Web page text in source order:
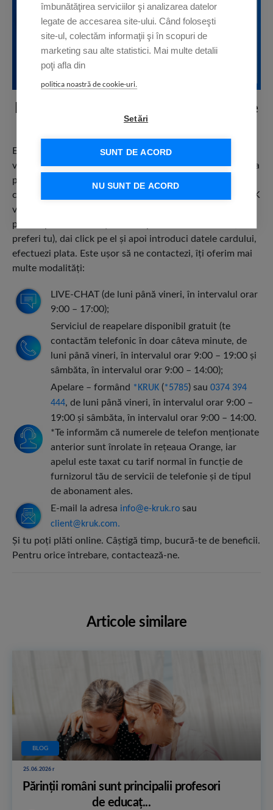
Plata online prin link securizat, cu toate
datele precompletate
Există o variantă de a achita online şi pentru clienţii care
vor sa discute cu un agent KRUK înainte de a achita: plata
printr-un link securizat. Tot ce trebuie să faci este să ne
contactezi şi să ne soliciţi acest tip de plată. Agenţii KRUK
vor crea un link de plată sigur, cu datele tale
precompletate. Primeşti link-ul prin SMS sau e-mail (cum
preferi tu), dai click pe el şi apoi introduci datele cardului,
efectuezi plata. Este uşor să ne contactezi, îţi oferim mai
multe modalităţi:
LIVE-CHAT (de luni până vineri, în intervalul orar
9:00 – 17:00);
Serviciul de reapelare disponibil gratuit (te
contactăm telefonic în doar câteva minute, de
luni până vineri, în intervalul orar 9:00 – 19:00 şi
sâmbăta, în intervalul orar 9:00 – 14:00);
Apelare – formând *KRUK (*5785) sau 0374 394
444, de luni până vineri, în intervalul orar 9:00 –
19:00 şi sâmbăta, în intervalul orar 9:00 – 14:00.
*Te informăm că numerele de telefon menţionate
anterior sunt înrolate în reţeaua Orange, iar
apelul este taxat cu tarif normal în funcţie de
furnizorul tău de servicii de telefonie şi de tipul
de abonament ales.
E-mail la adresa info@e-kruk.ro sau
client@kruk.com.
Şi tu poţi plăti online. Câştigă timp, bucură-te de beneficii.
Pentru orice întrebare, contactează-ne.
Articole similare
BLOG
25.06.2026 r
Părinții români sunt principalii profesori
de educaț...
îmbunătăţirea serviciilor şi analizarea datelor
legate de accesarea site-ului. Când foloseşti
site-ul, colectăm informaţii şi în scopuri de
marketing sau alte statistici. Mai multe detalii
poţi afla din
politica noastră de cookie-uri.
Setări
SUNT DE ACORD
NU SUNT DE ACORD